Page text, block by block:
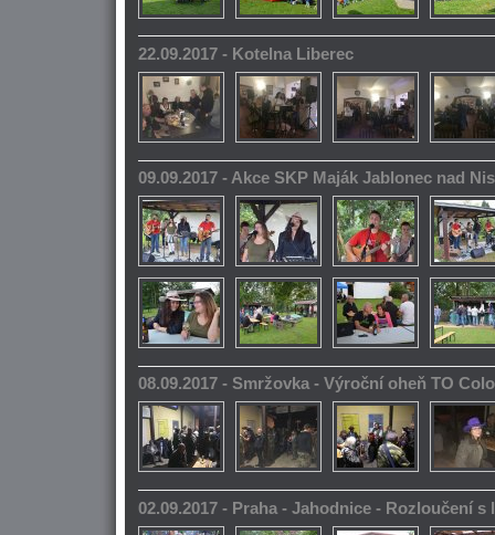
22.09.2017 - Kotelna Liberec
09.09.2017 - Akce SKP Maják Jablonec nad
08.09.2017 - Smržovka - Výroční oheň TO
02.09.2017 - Praha - Jahodnice - Rozloučení s